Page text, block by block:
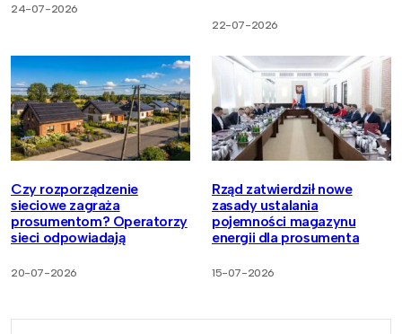
24-07-2026
22-07-2026
Czy rozporządzenie
sieciowe zagraża
prosumentom? Operatorzy
sieci odpowiadają
20-07-2026
Rząd zatwierdził nowe
zasady ustalania
pojemności magazynu
energii dla prosumenta
15-07-2026